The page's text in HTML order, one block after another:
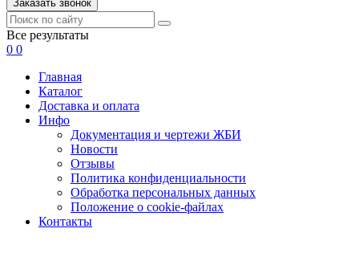
Заказать звонок
Все результаты
0 0
Главная
Каталог
Доставка и оплата
Инфо
Документация и чертежи ЖБИ
Новости
Отзывы
Политика конфиденциальности
Обработка персональных данных
Положение о cookie-файлах
Контакты